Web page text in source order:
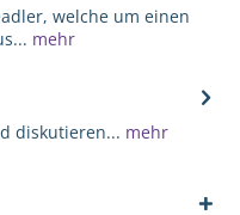
welche um einen
mehr
diskutieren... mehr